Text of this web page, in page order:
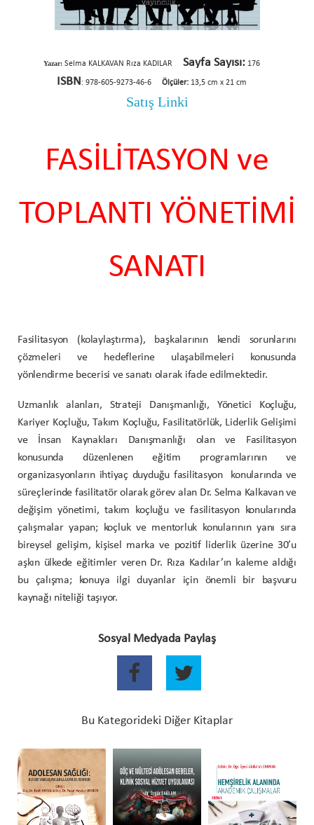
Yazar: Selma KALKAVAN Rıza KADILAR Sayfa Sayısı: 176
ISBN: 978-605-9273-46-6 Ölçüler: 13,5 cm x 21 cm
Satış Linki
FASİLİTASYON ve
TOPLANTI YÖNETİMİ
SANATI
Fasilitasyon (kolaylaştırma), başkalarının kendi sorunlarını
çözmeleri ve hedeflerine ulaşabilmeleri konusunda
yönlendirme becerisi ve sanatı olarak ifade edilmektedir.
Uzmanlık alanları, Strateji Danışmanlığı, Yönetici Koçluğu,
Kariyer Koçluğu, Takım Koçluğu, Fasilitatörlük, Liderlik Gelişimi
ve İnsan Kaynakları Danışmanlığı olan ve Fasilitasyon
konusunda düzenlenen eğitim programlarının ve
organizasyonların ihtiyaç duyduğu fasilitasyon konularında ve
süreçlerinde fasilitatör olarak görev alan Dr. Selma Kalkavan ve
değişim yönetimi, takım koçluğu ve fasilitasyon konularında
çalışmalar yapan; koçluk ve mentorluk konularının yanı sıra
bireysel gelişim, kişisel marka ve pozitif liderlik üzerine 30’u
aşkın ülkede eğitimler veren Dr. Rıza Kadılar’ın kaleme aldığı
bu çalışma; konuya ilgi duyanlar için önemli bir başvuru
kaynağı niteliği taşıyor.
Sosyal Medyada Paylaş
Bu Kategorideki Diğer Kitaplar